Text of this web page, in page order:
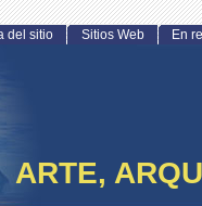
ARTE,
del sitio Sitios Web En